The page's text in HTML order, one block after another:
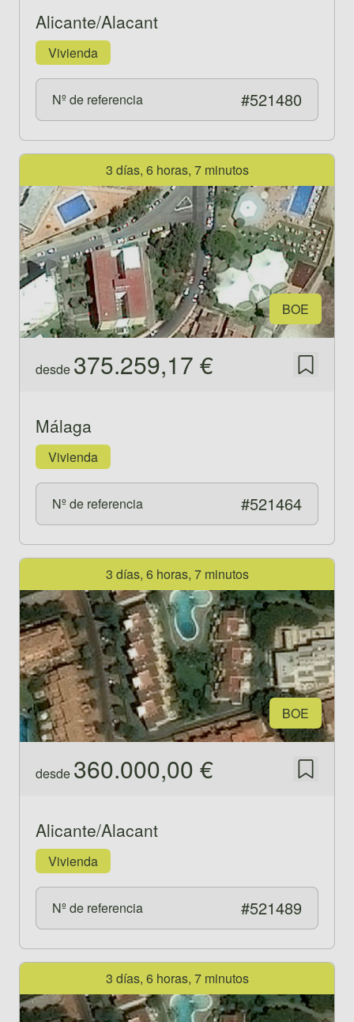
Alicante/Alacant
Vivienda
Nº de referencia #521480
Ver propiedad 5214643 días, 6 horas, 7 minutos
BOE
desde 375.259,17 € Guardar
Málaga
Vivienda
Nº de referencia #521464
Ver propiedad 5214893 días, 6 horas, 7 minutos
BOE
desde 360.000,00 € Guardar
Alicante/Alacant
Vivienda
Nº de referencia #521489
Ver propiedad 5214903 días, 6 horas, 7 minutos